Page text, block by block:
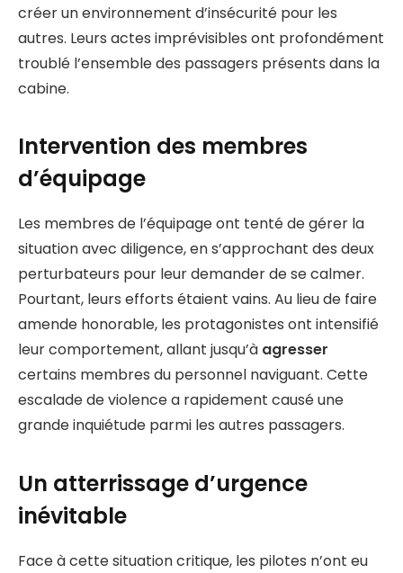
créer un environnement d’insécurité pour les
autres. Leurs actes imprévisibles ont profondément
troublé l’ensemble des passagers présents dans la
cabine.
Intervention des membres
d’équipage
Les membres de l’équipage ont tenté de gérer la
situation avec diligence, en s’approchant des deux
perturbateurs pour leur demander de se calmer.
Pourtant, leurs efforts étaient vains. Au lieu de faire
amende honorable, les protagonistes ont intensifié
leur comportement, allant jusqu’à agresser
certains membres du personnel naviguant. Cette
escalade de violence a rapidement causé une
grande inquiétude parmi les autres passagers.
Un atterrissage d’urgence
inévitable
Face à cette situation critique, les pilotes n’ont eu